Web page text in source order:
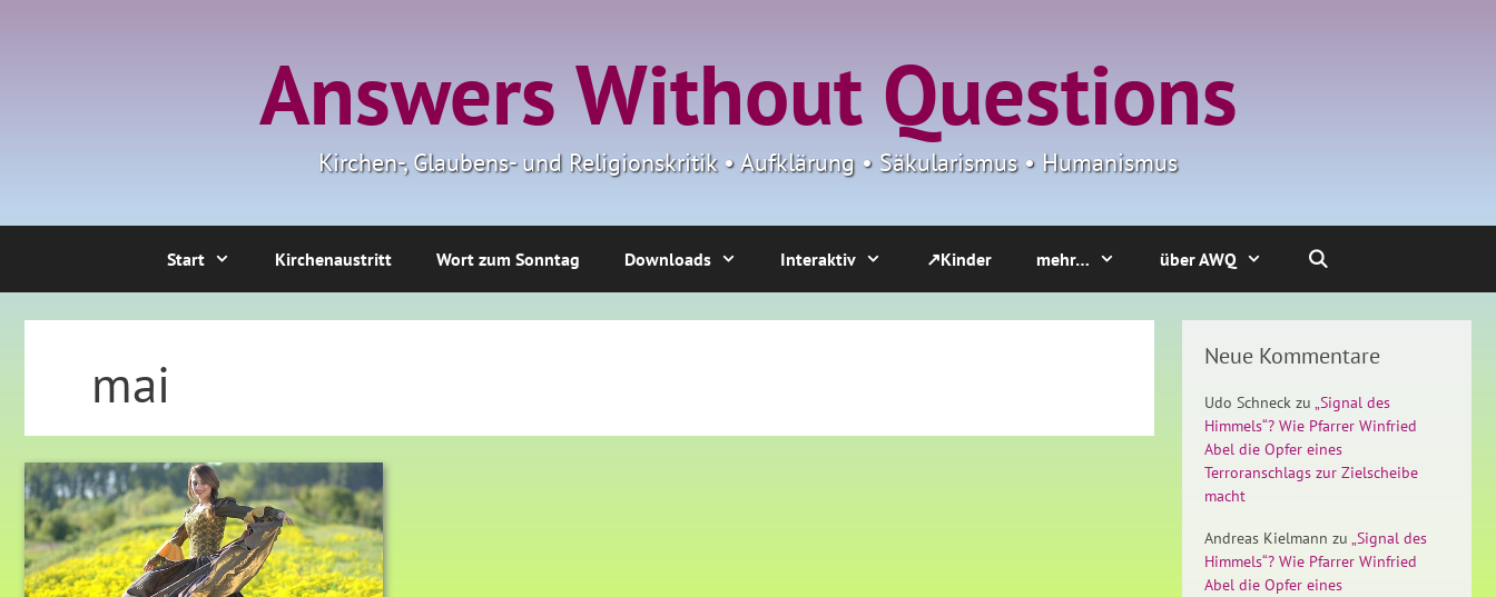
Answers Without Questions
Kirchen-, Glaubens- und Religionskritik • Aufklärung • Säkularismus • Humanismus
Start Kirchenaustritt Wort zum Sonntag Downloads Interaktiv ↗Kinder mehr… über AWQ
mai Neue Kommentare
Udo Schneck zu „Signal des
Himmels“? Wie Pfarrer Winfried
Abel die Opfer eines
Terroranschlags zur Zielscheibe
macht
Andreas Kielmann zu „Signal des
Himmels“? Wie Pfarrer Winfried
Abel die Opfer eines